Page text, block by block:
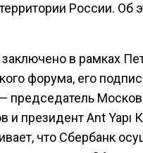
России.
в рамках
форума, его
председатель
и президент Ant
что Сбербанк